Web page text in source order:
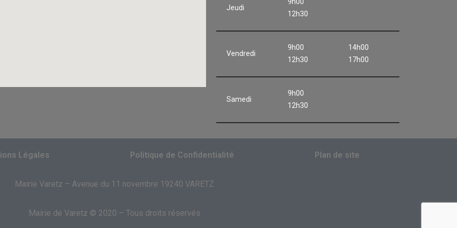
Jeudi
9h00
12h30
Vendredi
9h00
12h30
14h00
17h00
Samedi
9h00
12h30
Légales Politique de Confidentialité Plan de site
Mairie Varetz – Avenue du 11 novembre 19240 VARETZ
Mairie de Varetz © 2020 – Tous droits réservés